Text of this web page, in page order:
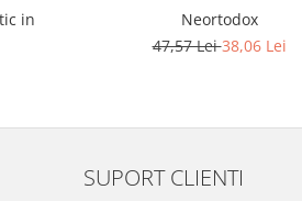
in
Neortodox
47,57 Lei38,06 Lei
SUPORT CLIENTI